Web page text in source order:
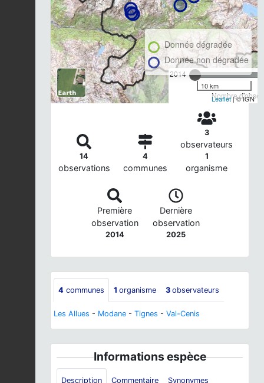
2014
Nombre
Donnée dégradée
Donnée non dégradée
10 km
Leaflet| © IGN
14
observations
4
communes
3
observateurs
1
organisme
Première
observation
2014
Dernière
observation
2025
4 communes 1 organisme 3 observateurs
Les Allues - Modane - Tignes - Val-Cenis
Informations espèce
Description Commentaire Synonymes